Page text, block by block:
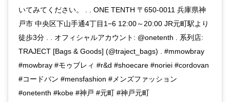
いてみてください。 . . ONE TENTH 〒650-0011 兵庫県神
戸市 中央区下山手通4丁目1−6 12:00～20:00 JR元町駅より
徒歩3分 . . オフィシャルアカウント: @onetenth . 系列店:
TRAJECT [Bags & Goods] (@traject_bags) . #mmowbray
#mowbray #モゥブレィ #r&d #shoecare #noriei #cordovan
#コードバン #mensfashion #メンズファッション
#onetenth #kobe #神戸 #元町 #神戸元町